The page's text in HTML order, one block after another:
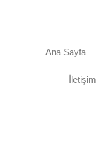
Ana Sayfa
İletişim